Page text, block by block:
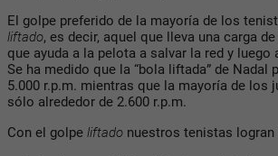
El golpe preferido de la mayoría de los
liftado, es decir, aquel que lleva una carga
que ayuda a la pelota a salvar la red y luego
Se ha medido que la “bola liftada” de Nadal
5.000 r.p.m. mientras que la mayoría de los
sólo alrededor de 2.600 r.p.m.
Con el golpe liftado nuestros tenistas